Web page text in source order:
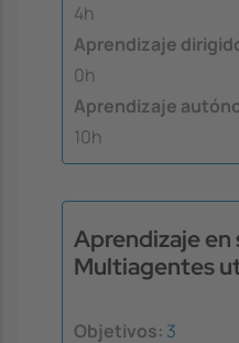
4h
Aprendizaje
0h
Aprendizaje
10h
Aprendizaje en
Multiagentes
Objetivos: 3